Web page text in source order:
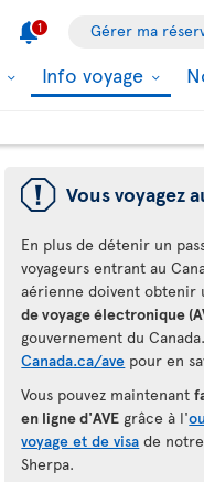
1 Gérer ma
Info voyage
ü Vous voyagez
En plus de détenir un
voyageurs entrant au
aérienne doivent obtenir
de voyage électronique
gouvernement du
Canada.ca/ave pour en
Vous pouvez maintenant
en ligne d'AVE grâce à l'
voyage et de visa de
Sherpa.